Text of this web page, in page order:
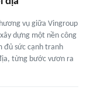
vụ giữa Vingroup
dựng một nền công
đủ sức cạnh tranh
từng bước vươn ra